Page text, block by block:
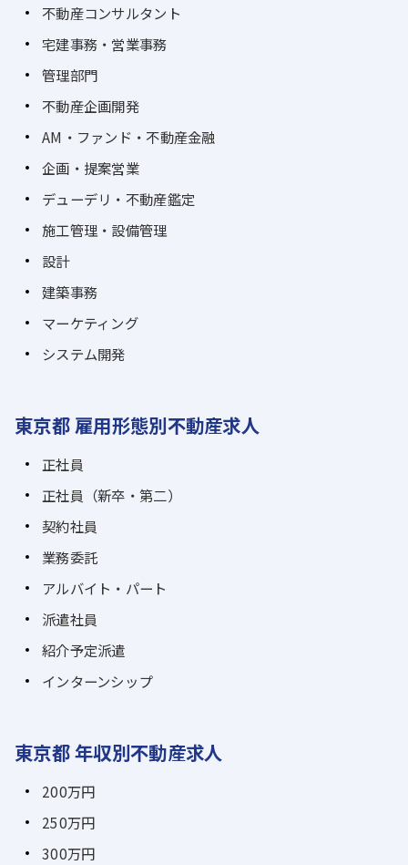
不動産コンサルタント
宅建事務・営業事務
管理部門
不動産企画開発
AM・ファンド・不動産金融
企画・提案営業
デューデリ・不動産鑑定
施工管理・設備管理
設計
建築事務
マーケティング
システム開発
東京都 雇用形態別不動産求人
正社員
正社員（新卒・第二）
契約社員
業務委託
アルバイト・パート
派遣社員
紹介予定派遣
インターンシップ
東京都 年収別不動産求人
200万円
250万円
300万円